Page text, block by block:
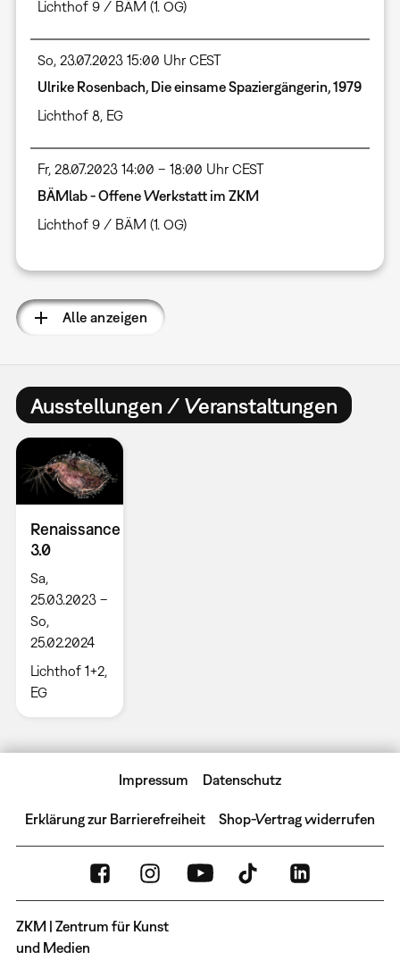
Lichthof 9 / BÄM (1. OG)
So, 23.07.2023 15:00 Uhr CEST
Ulrike Rosenbach, Die einsame Spaziergängerin, 1979
Lichthof 8, EG
Fr, 28.07.2023 14:00 – 18:00 Uhr CEST
BÄMlab - Offene Werkstatt im ZKM
Lichthof 9 / BÄM (1. OG)
Alle anzeigen
Ausstellungen / Veranstaltungen
Renaissance
3.0
Sa,
25.03.2023 –
So,
25.02.2024
Lichthof 1+2,
EG
Impressum Datenschutz
Erklärung zur Barrierefreiheit Shop-Vertrag widerrufen
ZKM | Zentrum für Kunst
und Medien